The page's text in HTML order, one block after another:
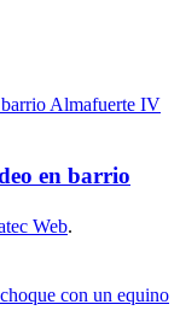
en barrio
Web.